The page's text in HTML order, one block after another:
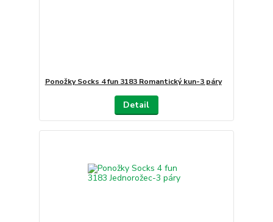
Ponožky Socks 4 fun 3183 Romantický kun-3 páry
Detail